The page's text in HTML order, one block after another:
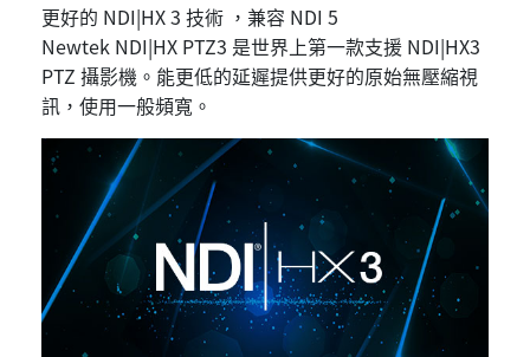
更好的 NDI|HX 3 技術 ，兼容 NDI 5
Newtek NDI|HX PTZ3 是世界上第一款支援 NDI|HX3
PTZ 攝影機。能更低的延遲提供更好的原始無壓縮視
訊，使用一般頻寬。